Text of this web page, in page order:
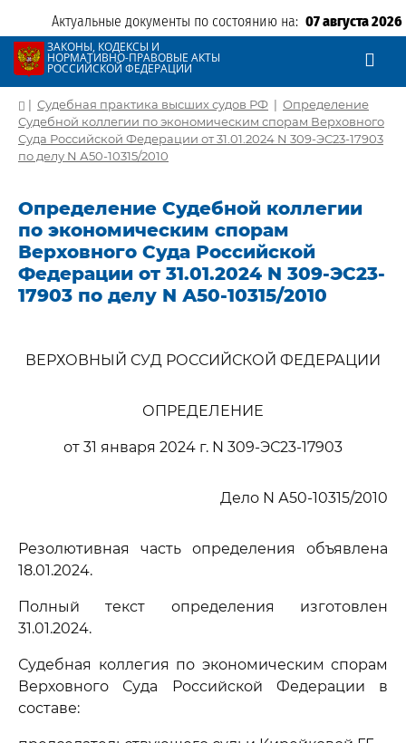
Актуальные документы по состоянию на: 07 августа 2026
ЗАКОНЫ, КОДЕКСЫ И
НОРМАТИВНО-ПРАВОВЫЕ АКТЫ
РОССИЙСКОЙ ФЕДЕРАЦИИ
| Судебная практика высших судов РФ | Определение
Судебной коллегии по экономическим спорам Верховного
Суда Российской Федерации от 31.01.2024 N 309-ЭС23-17903
по делу N А50-10315/2010
Определение Судебной коллегии
по экономическим спорам
Верховного Суда Российской
Федерации от 31.01.2024 N 309-ЭС23-
17903 по делу N А50-10315/2010
ВЕРХОВНЫЙ СУД РОССИЙСКОЙ ФЕДЕРАЦИИ
ОПРЕДЕЛЕНИЕ
от 31 января 2024 г. N 309-ЭС23-17903
Дело N А50-10315/2010
Резолютивная часть определения объявлена
18.01.2024.
Полный текст определения изготовлен
31.01.2024.
Судебная коллегия по экономическим спорам
Верховного Суда Российской Федерации в
составе: